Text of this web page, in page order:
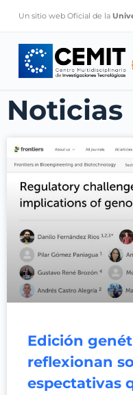
S
o
t
n
Un sitio web Oficial de la
Noticias
Edición
reflexionan
espectativas